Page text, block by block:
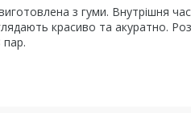
​​з гуми. Внутрішня
красиво та акуратно.